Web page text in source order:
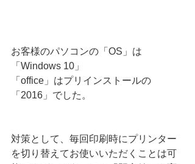
お客様のパソコンの「OS」は
「Windows 10」
「office」はプリインストールの
「2016」でした。
対策として、毎回印刷時にプリンター
を切り替えてお使いいただくことは可